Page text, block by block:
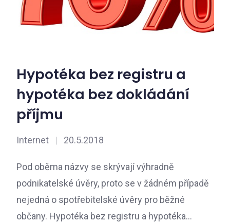
Hypotéka bez registru a
hypotéka bez dokládání
příjmu
Internet | 20.5.2018
Pod oběma názvy se skrývají výhradně
podnikatelské úvěry, proto se v žádném případě
nejedná o spotřebitelské úvěry pro běžné
občany. Hypotéka bez registru a hypotéka…